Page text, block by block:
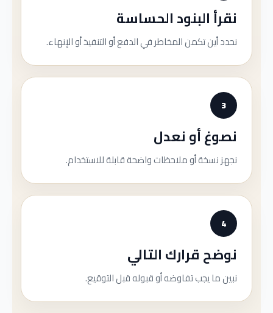
نقرأ البنود الحساسة
نحدد أين تكمن المخاطر في الدفع أو التنفيذ أو الإنهاء.
3
نصوغ أو نعدل
نجهز نسخة أو ملاحظات واضحة قابلة للاستخدام.
4
نوضح قرارك التالي
نبين ما يجب تفاوضه أو قبوله قبل التوقيع.